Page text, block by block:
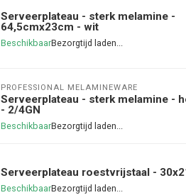
Serveerplateau - sterk melamine -
64,5cmx23cm - wit
Beschikbaar
PROFESSIONAL MELAMINEWARE
Serveerplateau - sterk melamine -
- 2/4GN
Beschikbaar
Serveerplateau roestvrijstaal -
Beschikbaar